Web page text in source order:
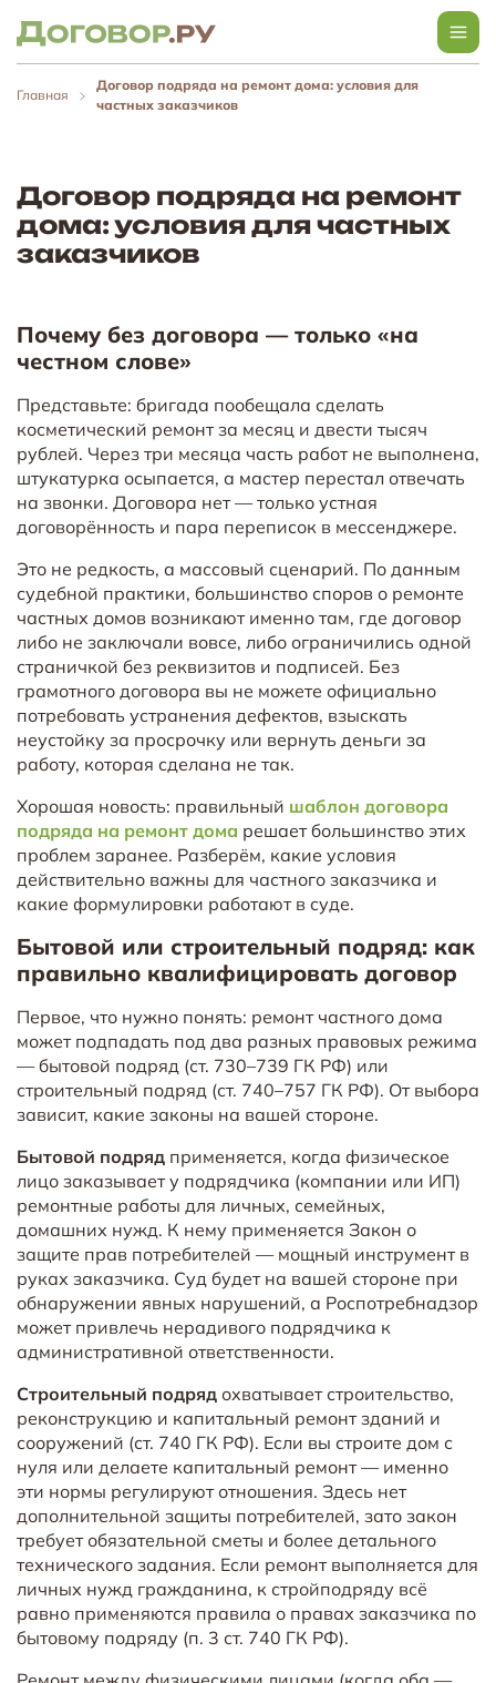
Главная
Договор подряда на ремонт дома: условия для
частных заказчиков
Договор подряда на ремонт
дома: условия для частных
заказчиков
Почему без договора — только «на
честном слове»
Представьте: бригада пообещала сделать
косметический ремонт за месяц и двести тысяч
рублей. Через три месяца часть работ не выполнена,
штукатурка осыпается, а мастер перестал отвечать
на звонки. Договора нет — только устная
договорённость и пара переписок в мессенджере.
Это не редкость, а массовый сценарий. По данным
судебной практики, большинство споров о ремонте
частных домов возникают именно там, где договор
либо не заключали вовсе, либо ограничились одной
страничкой без реквизитов и подписей. Без
грамотного договора вы не можете официально
потребовать устранения дефектов, взыскать
неустойку за просрочку или вернуть деньги за
работу, которая сделана не так.
Хорошая новость: правильный шаблон договора
подряда на ремонт дома решает большинство этих
проблем заранее. Разберём, какие условия
действительно важны для частного заказчика и
какие формулировки работают в суде.
Бытовой или строительный подряд: как
правильно квалифицировать договор
Первое, что нужно понять: ремонт частного дома
может подпадать под два разных правовых режима
— бытовой подряд (ст. 730–739 ГК РФ) или
строительный подряд (ст. 740–757 ГК РФ). От выбора
зависит, какие законы на вашей стороне.
Бытовой подряд применяется, когда физическое
лицо заказывает у подрядчика (компании или ИП)
ремонтные работы для личных, семейных,
домашних нужд. К нему применяется Закон о
защите прав потребителей — мощный инструмент в
руках заказчика. Суд будет на вашей стороне при
обнаружении явных нарушений, а Роспотребнадзор
может привлечь нерадивого подрядчика к
административной ответственности.
Строительный подряд охватывает строительство,
реконструкцию и капитальный ремонт зданий и
сооружений (ст. 740 ГК РФ). Если вы строите дом с
нуля или делаете капитальный ремонт — именно
эти нормы регулируют отношения. Здесь нет
дополнительной защиты потребителей, зато закон
требует обязательной сметы и более детального
технического задания. Если ремонт выполняется для
личных нужд гражданина, к стройподряду всё
равно применяются правила о правах заказчика по
бытовому подряду (п. 3 ст. 740 ГК РФ).